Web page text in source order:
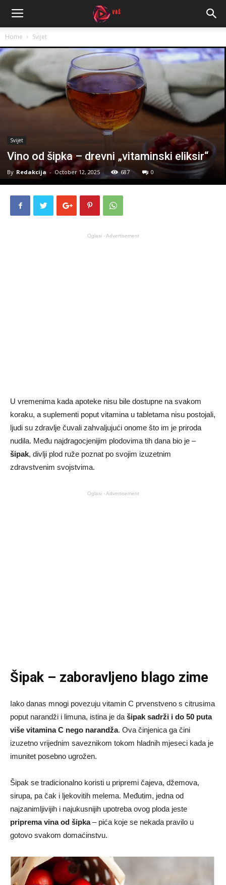
Home Svijet
Svijet
Vino od šipka – drevni „vitaminski eliksir“
By Redakcija - October 12, 2025 687 0
Oglasi - Advertisement
U vremenima kada apoteke nisu bile dostupne na svakom
koraku, a suplementi poput vitamina u tabletama nisu postojali,
ljudi su zdravlje čuvali zahvaljujući onome što im je priroda
nudila. Među najdragocjenijim plodovima tih dana bio je –
šipak, divlji plod ruže poznat po svojim izuzetnim
zdravstvenim svojstvima.
Oglasi - Advertisement
Šipak – zaboravljeno blago zime
Iako danas mnogi povezuju vitamin C prvenstveno s citrusima
poput narandži i limuna, istina je da šipak sadrži i do 50 puta
više vitamina C nego narandža. Ova činjenica ga čini
izuzetno vrijednim saveznikom tokom hladnih mjeseci kada je
imunitet posebno ugrožen.
Šipak se tradicionalno koristi u pripremi čajeva, džemova,
sirupa, pa čak i ljekovitih melema. Međutim, jedna od
najzanimljivijih i najukusnijih upotreba ovog ploda jeste
priprema vina od šipka– pića koje se nekada pravilo u
gotovo svakom domaćinstvu.